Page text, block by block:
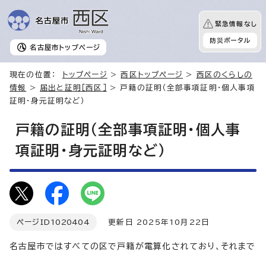
名古屋市 トップページ
緊急情報なし
防災ポータル
現在の位置： トップページ >西区トップページ > 西区のくらしの
情報
> 届出と証明［西区］
> 戸籍の証明（全部事項証明・個人事項
証明・身元証明など）
戸籍の証明（全部事項証明・個人事
項証明・身元証明など）
ページID 1020404 更新日 2025年10月22日
名古屋市ではすべての区で戸籍が電算化されており、それまで